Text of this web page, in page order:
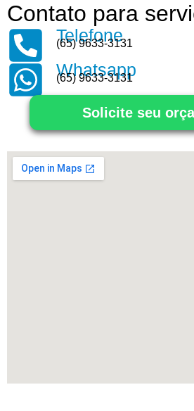
Contato para
Telefone
(65) 9633-3131
Whatsapp
(65) 9633-3131
Solicite seu